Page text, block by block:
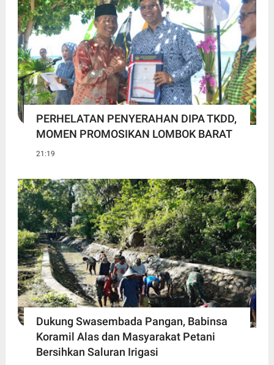
PERHELATAN PENYERAHAN DIPA TKDD,
MOMEN PROMOSIKAN LOMBOK BARAT
21:19
Dukung Swasembada Pangan, Babinsa
Koramil Alas dan Masyarakat Petani
Bersihkan Saluran Irigasi